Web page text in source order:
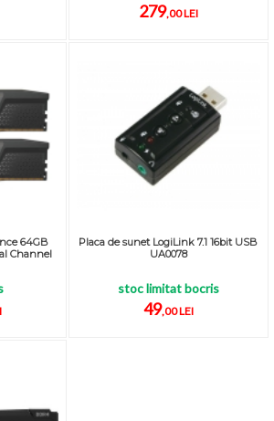
279,00 LEI
64GB
Channel
Placa de sunet LogiLink 7.1 16bit USB
UA0078
stoc limitat bocris
49,00 LEI